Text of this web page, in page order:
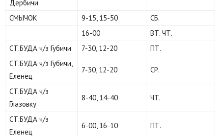
Дербичи
СМЫЧОК 9-15, 15-50
СБ.
16-00
ВТ. ЧТ.
СТ.БУДА ч/з Губичи
7-30, 12-20
ПТ.
СТ.БУДА ч/з Губичи,
Еленец
7-30, 12-20 СР.
СТ.БУДА ч/з
Глазовку
8-40, 14-40 ЧТ.
СТ.БУДА ч/з
Еленец
6-00, 16-10 ПТ.